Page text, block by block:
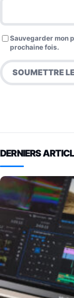
Sauvegarder mon
prochaine fois.
DERNIERS